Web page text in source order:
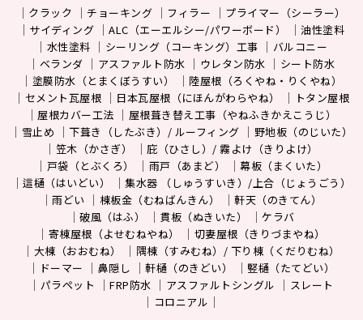
クラック チョーキング フィラー
プライマー（シーラー）
サイディング
ALC（エーエルシー/パワーボード）
油性塗料
水性塗料
シーリング（コーキング）工事
バルコニー
ベランダ
アスファルト防水 ウレタン防水
シート防水
塗膜防水（とまくぼうすい）
陸屋根（ろくやね・りくやね）
セメント瓦屋根
日本瓦屋根（にほんがわらやね）
トタン屋根
屋根カバー工法
屋根葺き替え工事（やねふきかえこうじ）
雪止め
下葺き（したぶき）/ ルーフィング
野地板（のじいた）
笠木（かさぎ）
庇（ひさし）/ 霧よけ（きりよけ）
戸袋（とぶくろ）
雨戸（あまど）
幕板（まくいた）
這樋（はいどい）
集水器 （しゅうすいき）/上合（じょうごう）
雨どい
棟板金（むねばんきん）
軒天（のきてん）
破風（はふ）
貫板（ぬきいた）
ケラバ
寄棟屋根（よせむねやね）
切妻屋根（きりづまやね）
大棟（おおむね）
隅棟（すみむね）/ 下り棟（くだりむね）
ドーマー
鼻隠し 軒樋（のきどい）
竪樋（たてどい）
パラペット
FRP防水 アスファルトシングル
スレート
コロニアル